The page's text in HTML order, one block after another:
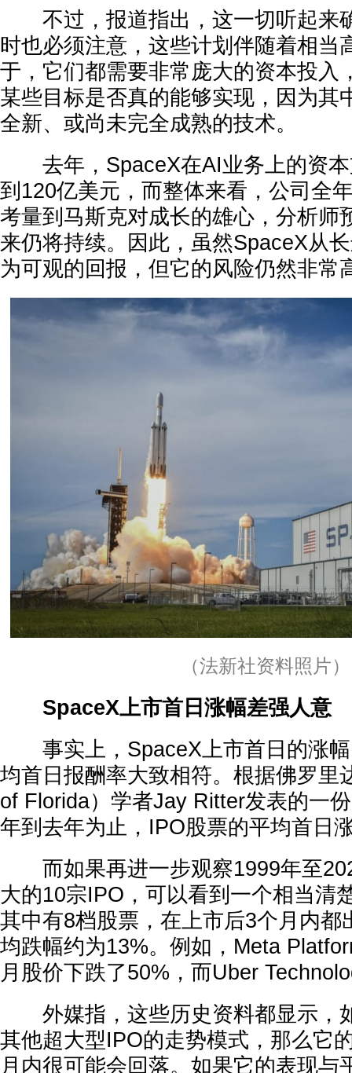
不过，报道指出，这一切听起来
时也必须注意，这些计划伴随着相当
于，它们都需要非常庞大的资本投入
某些目标是否真的能够实现，因为其
全新、或尚未完全成熟的技术。
去年，SpaceX在AI业务上的资本
到120亿美元，而整体来看，公司全
考量到马斯克对成长的雄心，分析师
来仍将持续。因此，虽然SpaceX从
为可观的回报，但它的风险仍然非常
（法新社资料照片）
SpaceX上市首日涨幅差强人意
事实上，SpaceX上市首日的涨幅
均首日报酬率大致相符。根据佛罗里
of Florida）学者Jay Ritter发表的一
年到去年为止，IPO股票的平均首日
而如果再进一步观察1999年至
大的10宗IPO，可以看到一个相当清
其中有8档股票，在上市后3个月内都
均跌幅约为13%。例如，Meta
月股价下跌了50%，而Uber
外媒指，这些历史资料都显示，
其他超大型IPO的走势模式，那么它
月内很可能会回落。如果它的表现与